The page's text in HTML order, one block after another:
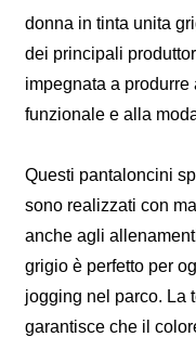
donna in tinta unita
dei principali
impegnata a
funzionale e alla
Questi pantaloncini
sono realizzati con
anche agli
grigio è perfetto per
jogging nel parco. La
garantisce che il